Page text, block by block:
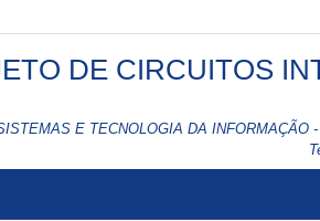
DE CIRCUITOS
E TECNOLOGIA DA INFORMAÇÃO